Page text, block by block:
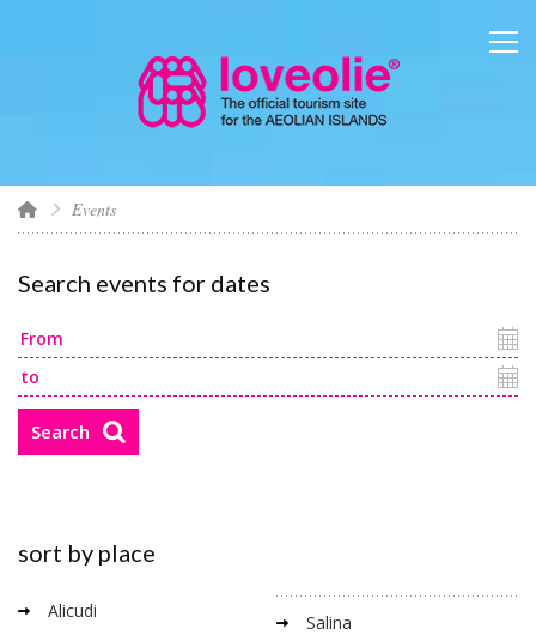
Events
Search events for dates
Search
sort by place
Alicudi
Salina